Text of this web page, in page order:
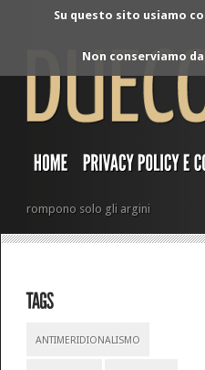
Su questo sito usiamo
Non conserviamo
rompono solo gli argini
ANTIMERIDIONALISMO